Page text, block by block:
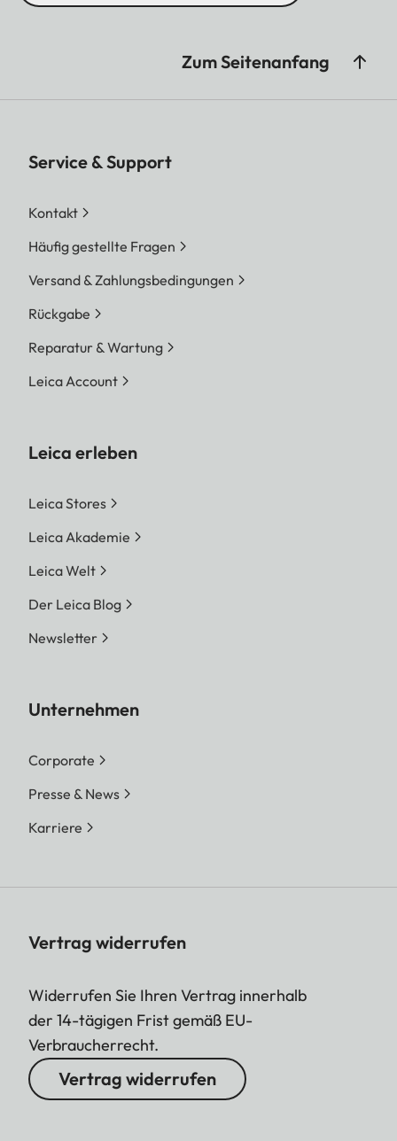
Zum Seitenanfang
Service & Support
Kontakt
Häufig gestellte Fragen
Versand & Zahlungsbedingungen
Rückgabe
Reparatur & Wartung
Leica Account
Leica erleben
Leica Stores
Leica Akademie
Leica Welt
Der Leica Blog
Newsletter
Unternehmen
Corporate
Presse & News
Karriere
Vertrag widerrufen
Widerrufen Sie Ihren Vertrag innerhalb
der 14-tägigen Frist gemäß EU-
Verbraucherrecht.
Vertrag widerrufen